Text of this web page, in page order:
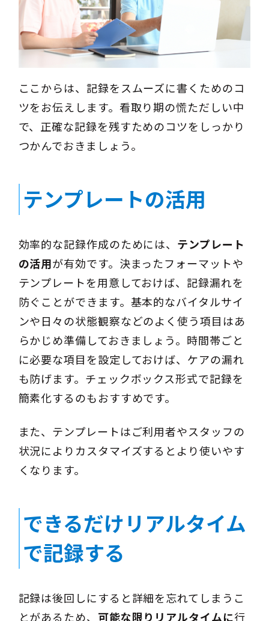
ここからは、記録をスムーズに書くためのコ
ツをお伝えします。看取り期の慌ただしい中
で、正確な記録を残すためのコツをしっかり
つかんでおきましょう。
テンプレートの活用
効率的な記録作成のためには、 テンプレート
の活用が有効です。決まったフォーマットや
テンプレートを用意しておけば、記録漏れを
防ぐことができます。基本的なバイタルサイ
ンや日々の状態観察などのよく使う項目はあ
らかじめ準備しておきましょう。時間帯ごと
に必要な項目を設定しておけば、ケアの漏れ
も防げます。チェックボックス形式で記録を
簡素化するのもおすすめです。
また、テンプレートはご利用者やスタッフの
状況によりカスタマイズするとより使いやす
くなります。
できるだけリアルタイム
で記録する
記録は後回しにすると詳細を忘れてしまうこ
とがあるため、 可能な限りリアルタイムに行